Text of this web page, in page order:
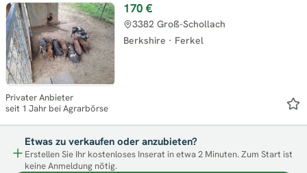
170 €
Berkshire · Ferkel
3382 Groß-Schollach
Privater Anbieter
seit 1 Jahr bei Agrarbörse
Etwas zu verkaufen oder anzubieten?
Erstellen Sie Ihr kostenloses Inserat in etwa 2 Minuten. Zum Start ist
keine Anmeldung nötig.